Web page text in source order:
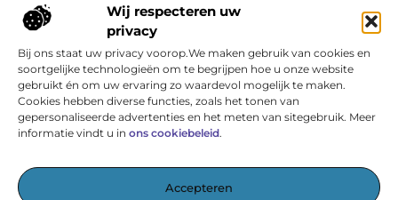
Wij respecteren uw
privacy
Bij ons staat uw privacy voorop.We maken gebruik van cookies en
soortgelijke technologieën om te begrijpen hoe u onze website
gebruikt én om uw ervaring zo waardevol mogelijk te maken.
Cookies hebben diverse functies, zoals het tonen van
gepersonaliseerde advertenties en het meten van sitegebruik. Meer
informatie vindt u in ons cookiebeleid.
Accepteren
Het startpunt voor kennis en inspiratie
— Verken boeiende artikelen, handige tips en verhelderende
Onze informatie